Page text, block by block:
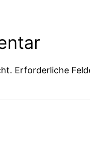
Erforderliche